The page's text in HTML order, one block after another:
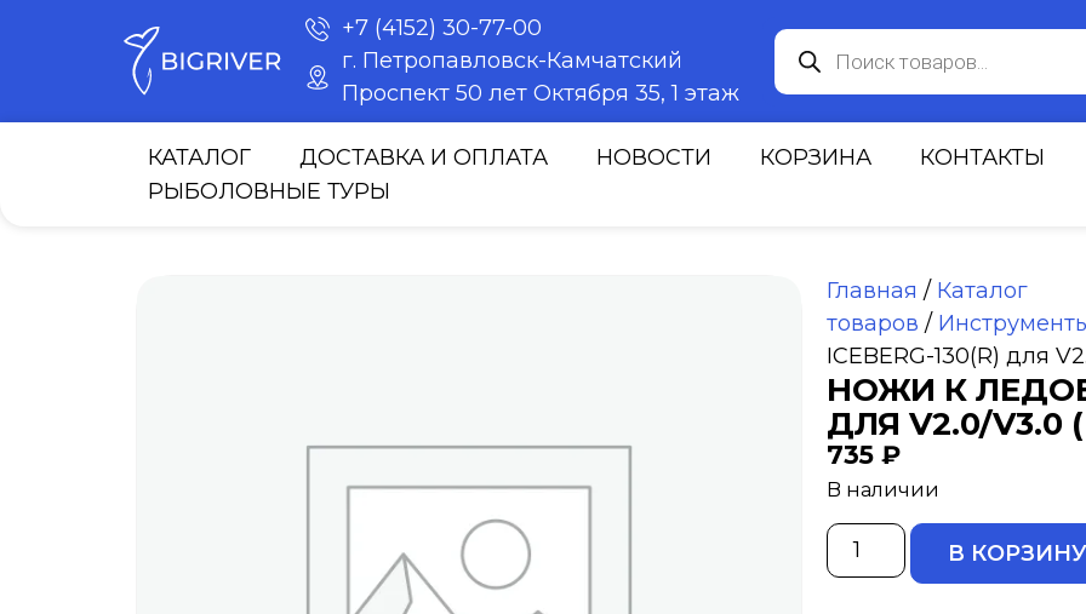
+7 (4152) 30-77-00
г. Петропавловск-Камчатский
Проспект 50 лет Октября 35, 1 этаж
КАТАЛОГ ДОСТАВКА И ОПЛАТА НОВОСТИ КОРЗИНА
КОНТАКТЫ
РЫБОЛОВНЫЕ ТУРЫ
Главная / Каталог
товаров /
ICEBERG-130(R) для
НОЖИ К
ДЛЯ V2.0/
735 ₽
В наличии
В